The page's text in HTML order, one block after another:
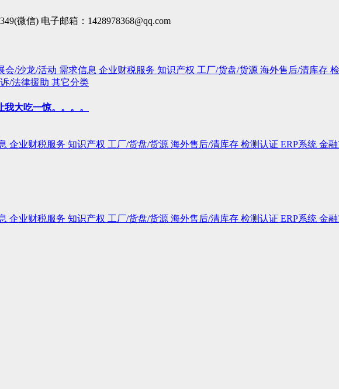
微信) 电子邮箱：1428978368@qq.com
会/沙龙/活动 需求信息 企业财税服务 知识产权 工厂/货盘/货源 海外售后/清库存
/法律援助 其它分类
大吃一惊。。。。
企业财税服务 知识产权 工厂/货盘/货源 海外售后/清库存 检测认证 ERP系统 金
企业财税服务 知识产权 工厂/货盘/货源 海外售后/清库存 检测认证 ERP系统 金